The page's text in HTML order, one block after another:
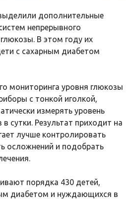
дополнительные
непрерывного
В этом году их
с сахарным диабетом
мониторинга уровня глюкозы
с тонкой иголкой,
измерять уровень
сутки. Результат приходит на
лучше контролировать
осложнений и подобрать
порядка 430 детей,
диабетом и нуждающихся в